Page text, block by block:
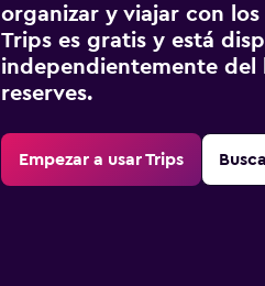
organizar y viajar con
Trips es gratis y está
independientemente del
reserves.
Empezar a usar Trips